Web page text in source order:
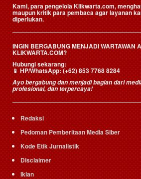
Kami, para pengelola Klikwarta.com,
maupun kritik para pembaca agar layanan
diperlukan.
INGIN BERGABUNG MENJADI WARTAWAN
KLIKWARTA.COM?
Hubungi sekarang:
📱HP/WhatsApp:(+62) 853 7768 8284
Ayo bergabung dan menjadi bagian dari
profesional, dan terpercaya!
Redaksi
Pedoman Pemberitaan Media Siber
Kode Etik Jurnalistik
Disclaimer
Iklan